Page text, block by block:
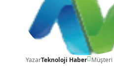
YazarTeknoloji Haber